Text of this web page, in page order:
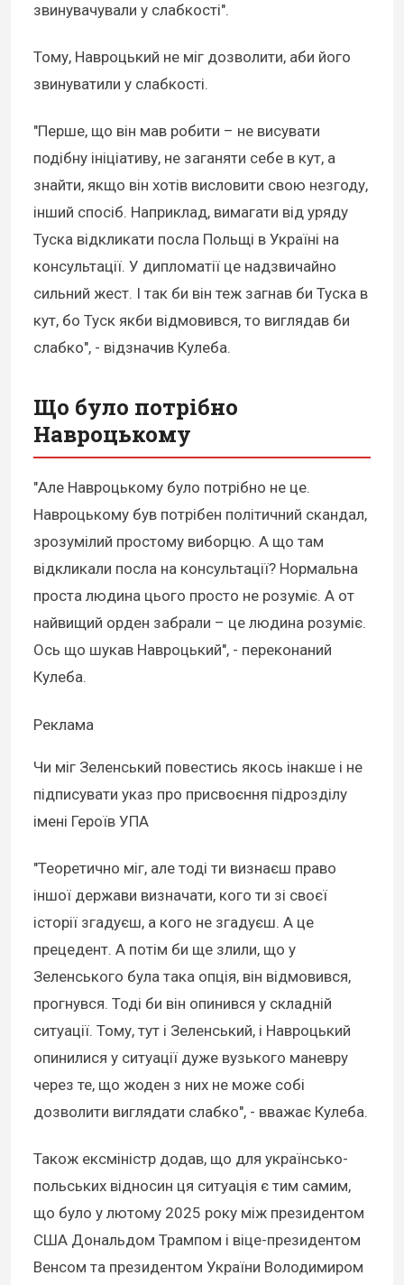
звинувачували у слабкості".
Тому, Навроцький не міг дозволити, аби його
звинуватили у слабкості.
"Перше, що він мав робити – не висувати
подібну ініціативу, не заганяти себе в кут, а
знайти, якщо він хотів висловити свою незгоду,
інший спосіб. Наприклад, вимагати від уряду
Туска відкликати посла Польщі в Україні на
консультації. У дипломатії це надзвичайно
сильний жест. І так би він теж загнав би Туска в
кут, бо Туск якби відмовився, то виглядав би
слабко", - відзначив Кулеба.
Що було потрібно
Навроцькому
"Але Навроцькому було потрібно не це.
Навроцькому був потрібен політичний скандал,
зрозумілий простому виборцю. А що там
відкликали посла на консультації? Нормальна
проста людина цього просто не розуміє. А от
найвищий орден забрали – це людина розуміє.
Ось що шукав Навроцький", - переконаний
Кулеба.
Реклама
Чи міг Зеленський повестись якось інакше і не
підписувати указ про присвоєння підрозділу
імені Героїв УПА
"Теоретично міг, але тоді ти визнаєш право
іншої держави визначати, кого ти зі своєї
історії згадуєш, а кого не згадуєш. А це
прецедент. А потім би ще злили, що у
Зеленського була така опція, він відмовився,
прогнувся. Тоді би він опинився у складній
ситуації. Тому, тут і Зеленський, і Навроцький
опинилися у ситуації дуже вузького маневру
через те, що жоден з них не може собі
дозволити виглядати слабко", - вважає Кулеба.
Також ексміністр додав, що для українсько-
польських відносин ця ситуація є тим самим,
що було у лютому 2025 року між президентом
США Дональдом Трампом і віце-президентом
Венсом та президентом України Володимиром